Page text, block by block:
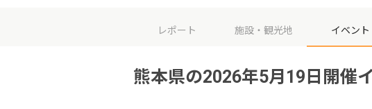
レポート 施設・観光地 イベント
熊本県の2026年5月19日開催